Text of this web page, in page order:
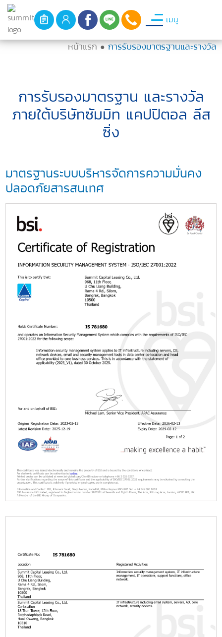
เมนู
หน้าแรก ● การรับรองมาตรฐานและรางวัล
การรับรองมาตรฐาน และรางวัล
ภายใต้บริษัทซัมมิท แคปปิตอล ลีส
ซิ่ง
มาตรฐานระบบบริหารจัดการความมั่นคง
ปลอดภัยสารสนเทศ